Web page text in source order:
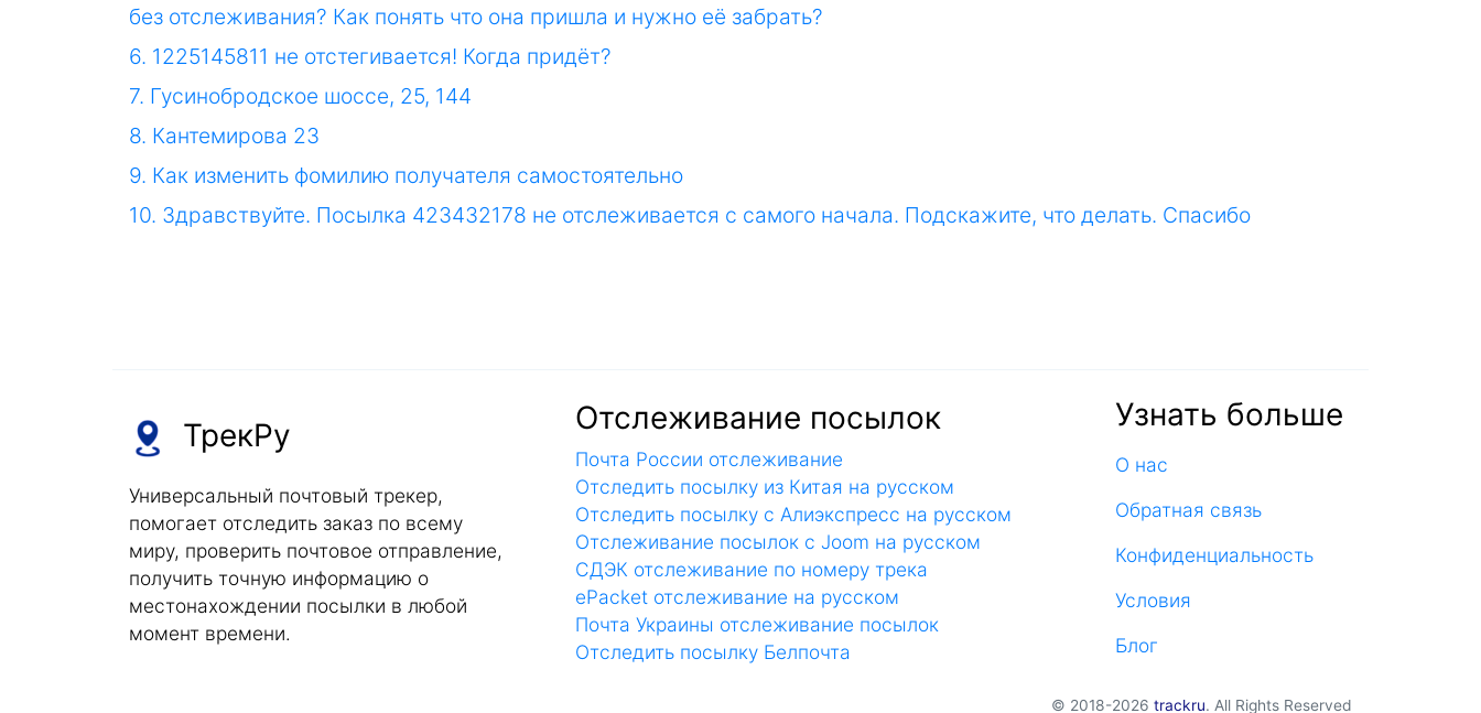
без отслеживания? Как понять что она пришла и нужно её забрать?
6. 1225145811 не отстегивается! Когда придёт?
7. Гусинобродское шоссе, 25, 144
8. Кантемирова 23
9. Как изменить фомилию получателя самостоятельно
10. Здравствуйте. Посылка 423432178 не отслеживается с самого начала. Подскажите, что делать. Спасибо
ТрекРу
Универсальный почтовый трекер,
помогает отследить заказ по всему
миру, проверить почтовое отправление,
получить точную информацию о
местонахождении посылки в любой
момент времени.
Отслеживание посылок
Почта России отслеживание
Отследить посылку из Китая на русском
Отследить посылку с Алиэкспресс на русском
Отслеживание посылок с Joom на русском
СДЭК отслеживание по номеру трека
ePacket отслеживание на русском
Почта Украины отслеживание посылок
Отследить посылку Белпочта
Узнать больше
О нас
Обратная связь
Конфиденциальность
Условия
Блог
© 2018-2026 trackru. All Rights Reserved